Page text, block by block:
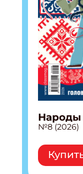
Народы
№8 (2026)